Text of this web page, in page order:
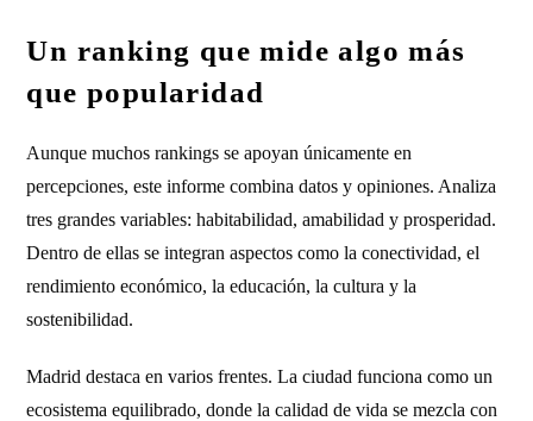
Un ranking que mide algo más
que popularidad
Aunque muchos rankings se apoyan únicamente en
percepciones, este informe combina datos y opiniones. Analiza
tres grandes variables: habitabilidad, amabilidad y prosperidad.
Dentro de ellas se integran aspectos como la conectividad, el
rendimiento económico, la educación, la cultura y la
sostenibilidad.
Madrid destaca en varios frentes. La ciudad funciona como un
ecosistema equilibrado, donde la calidad de vida se mezcla con